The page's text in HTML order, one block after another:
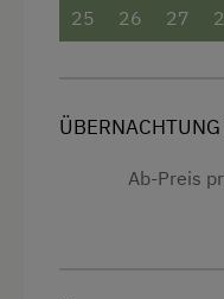
Squash
Tennisplatz
Tischtennis
25
26
27
Ab-Preis